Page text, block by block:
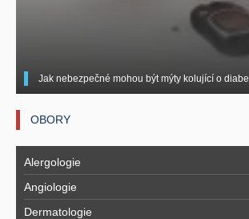
Jak nebezpečné mohou být mýty kolující o
OBORY
Alergologie
Angiologie
Dermatologie